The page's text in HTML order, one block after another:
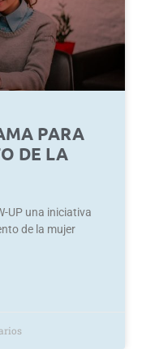
PARA
DE LA
UP una iniciativa
de la mujer